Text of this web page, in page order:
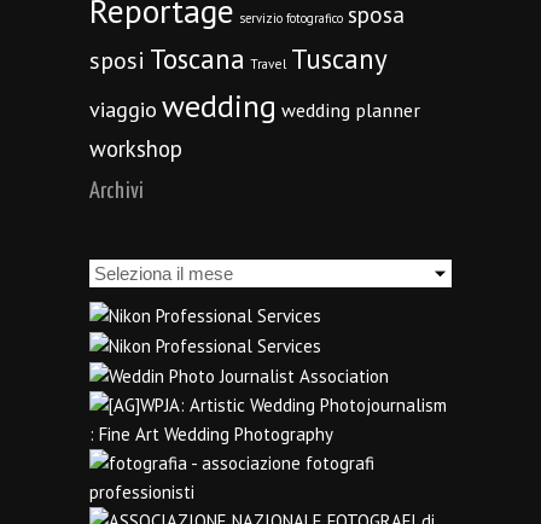
Reportage servizio fotografico sposa
sposi Toscana Travel Tuscany
viaggio wedding wedding planner
workshop
Archivi
Archivi